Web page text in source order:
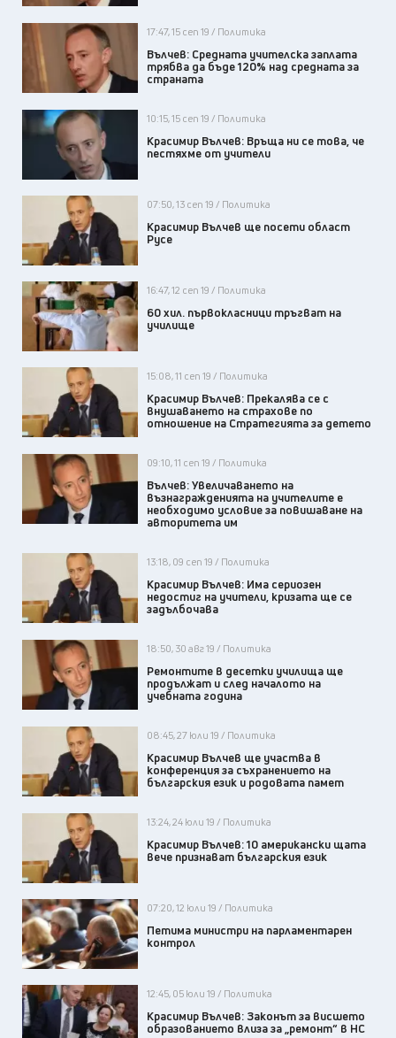
17:47, 15 сеп 19 / Политика
Вълчев: Средната учителска заплата
трябва да бъде 120% над средната за
страната
10:15, 15 сеп 19 / Политика
Красимир Вълчев: Връща ни се това, че
пестяхме от учители
07:50, 13 сеп 19 / Политика
Красимир Вълчев ще посети област
Русе
16:47, 12 сеп 19 / Политика
60 хил. първокласници тръгват на
училище
15:08, 11 сеп 19 / Политика
Красимир Вълчев: Прекалява се с
внушаването на страхове по
отношение на Стратегията за детето
09:10, 11 сеп 19 / Политика
Вълчев: Увеличаването на
възнагражденията на учителите е
необходимо условие за повишаване на
авторитета им
13:18, 09 сеп 19 / Политика
Красимир Вълчев: Има сериозен
недостиг на учители, кризата ще се
задълбочава
18:50, 30 авг 19 / Политика
Ремонтите в десетки училища ще
продължат и след началото на
учебната година
08:45, 27 юли 19 / Политика
Красимир Вълчев ще участва в
конференция за съхранението на
българския език и родовата памет
13:24, 24 юли 19 / Политика
Красимир Вълчев: 10 американски щата
вече признават българския език
07:20, 12 юли 19 / Политика
Петима министри на парламентарен
контрол
12:45, 05 юли 19 / Политика
Красимир Вълчев: Законът за висшето
образованието влиза за „ремонт“ в НС